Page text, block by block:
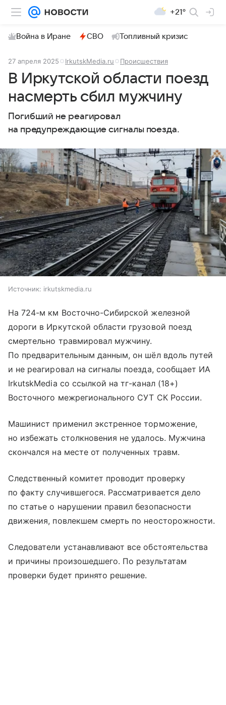
+21°
Война в Иране СВО Топливный кризис
27 апреля 2025 IrkutskMedia.ru Происшествия
В Иркутской области поезд
насмерть сбил мужчину
Погибший не реагировал
на предупреждающие сигналы поезда.
Источник: irkutskmedia.ru
На 724-м км Восточно-Сибирской железной
дороги в Иркутской области грузовой поезд
смертельно травмировал мужчину.
По предварительным данным, он шёл вдоль путей
и не реагировал на сигналы поезда, сообщает ИА
IrkutskMedia со ссылкой на тг-канал (18+)
Восточного межрегионального СУТ СК России.
Машинист применил экстренное торможение,
но избежать столкновения не удалось. Мужчина
скончался на месте от полученных травм.
Следственный комитет проводит проверку
по факту случившегося. Рассматривается дело
по статье о нарушении правил безопасности
движения, повлекшем смерть по неосторожности.
Следователи устанавливают все обстоятельства
и причины произошедшего. По результатам
проверки будет принято решение.